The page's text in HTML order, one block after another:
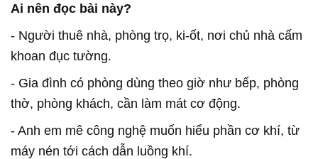
Ai nên đọc bài này?
- Người thuê nhà, phòng trọ, ki-ốt, nơi chủ nhà cấm
khoan đục tường.
- Gia đình có phòng dùng theo giờ như bếp, phòng
thờ, phòng khách, cần làm mát cơ động.
- Anh em mê công nghệ muốn hiểu phần cơ khí, từ
máy nén tới cách dẫn luồng khí.